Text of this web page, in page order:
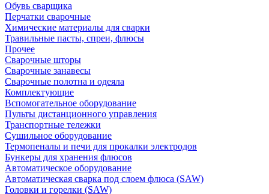
Обувь сварщика
Перчатки сварочные
Химические материалы для сварки
Травильные пасты, спреи, флюсы
Прочее
Сварочные шторы
Сварочные занавесы
Сварочные полотна и одеяла
Комплектующие
Вспомогательное оборудование
Пульты дистанционного управления
Транспортные тележки
Сушильное оборудование
Термопеналы и печи для прокалки электродов
Бункеры для хранения флюсов
Автоматическое оборудование
Автоматическая сварка под слоем флюса (SAW)
Головки и горелки (SAW)